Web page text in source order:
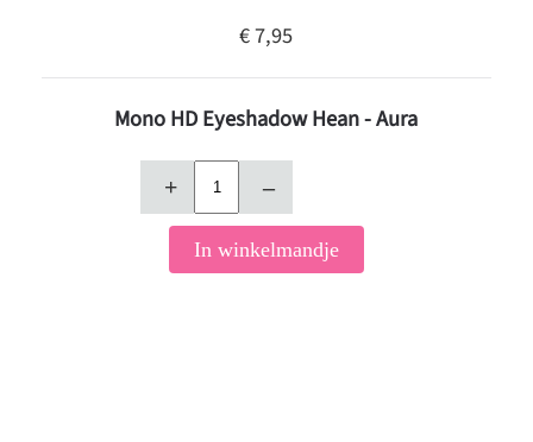
€ 7,95
Mono HD Eyeshadow Hean - Aura
+ –
In winkelmandje